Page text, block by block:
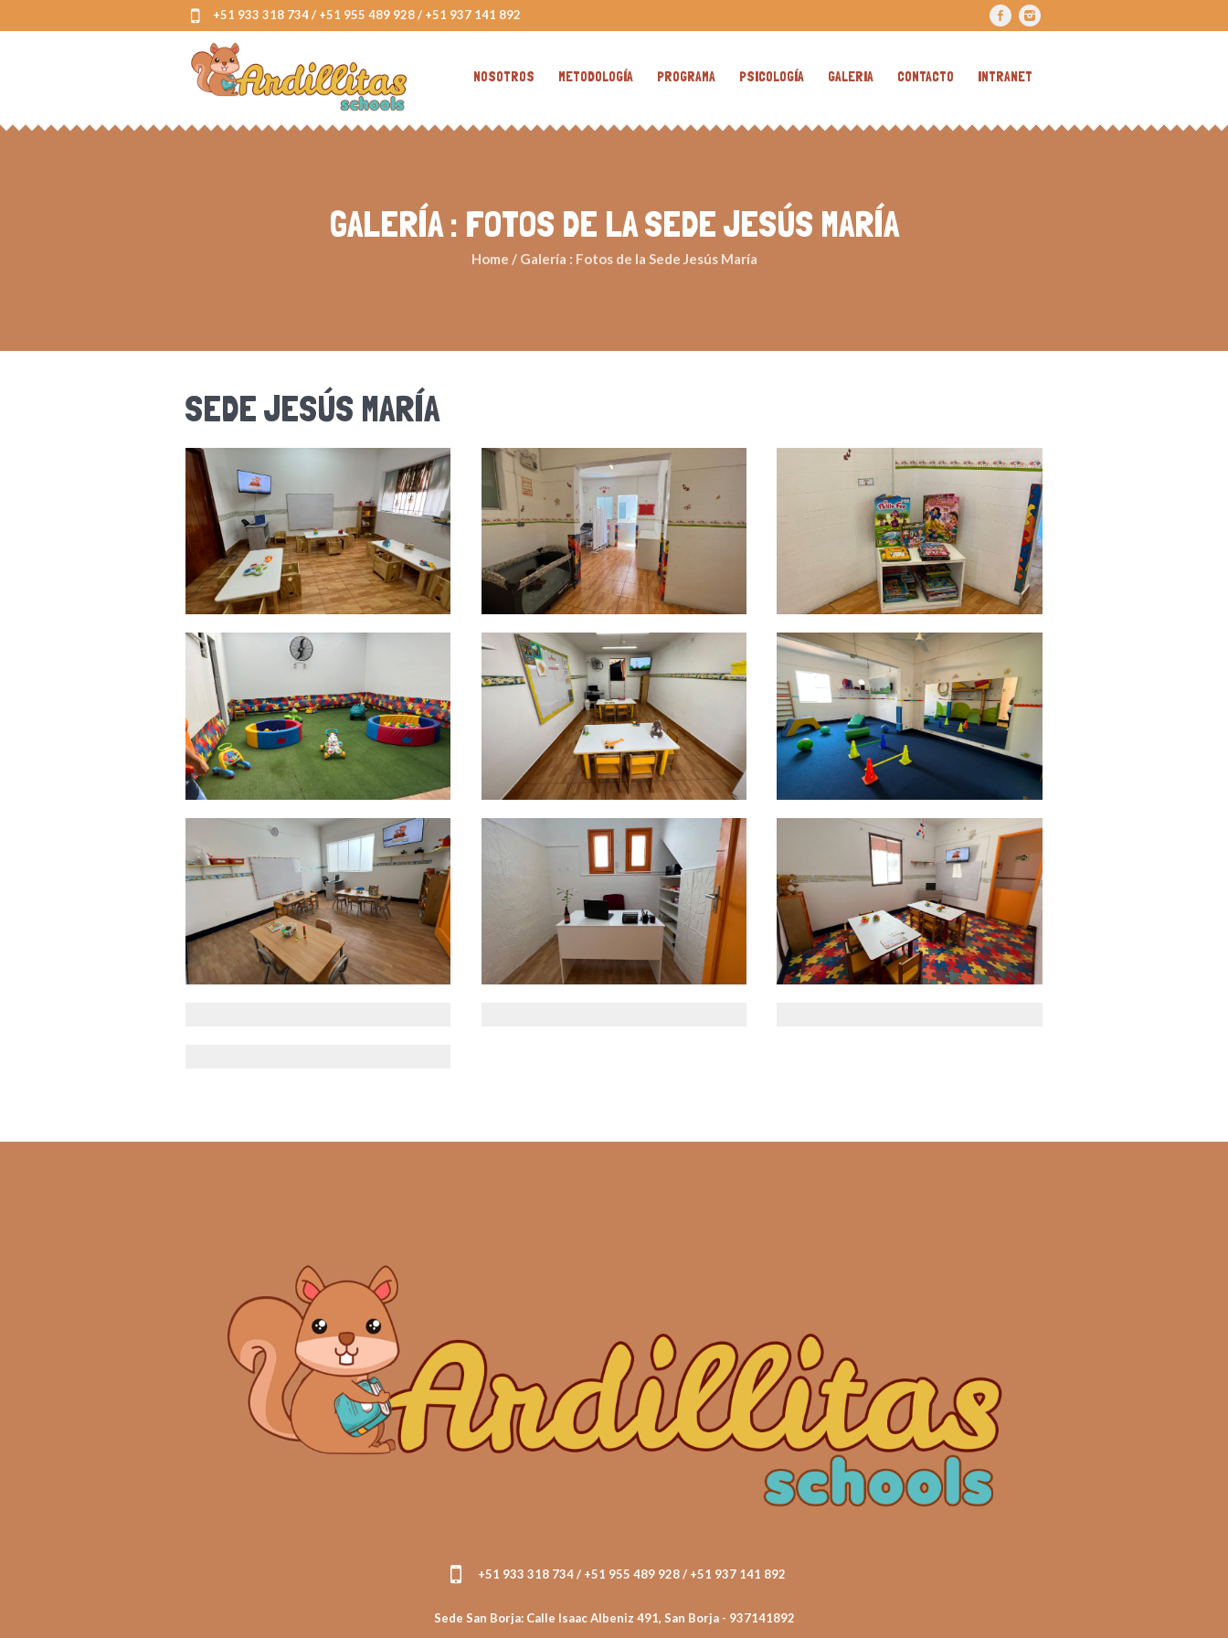
+51 933 318 734 / +51 955 489 928 / +51 937 141 892
NOSOTROS METODOLOGÍA PROGRAMA PSICOLOGÍA GALERIA CONTACTO INTRANET
GALERÍA : FOTOS DE LA SEDE JESÚS MARÍA
Home / Galería : Fotos de la Sede Jesús María
SEDE JESÚS MARÍA
+51 933 318 734 / +51 955 489 928 / +51 937 141 892
Sede San Borja: Calle Isaac Albeniz 491, San Borja - 937141892